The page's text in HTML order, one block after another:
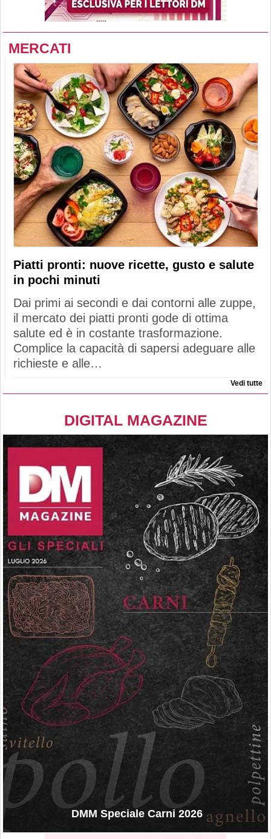
MERCATI
Piatti pronti: nuove ricette, gusto e salute
in pochi minuti
Dai primi ai secondi e dai contorni alle zuppe,
il mercato dei piatti pronti gode di ottima
salute ed è in costante trasformazione.
Complice la capacità di sapersi adeguare alle
richieste e alle…
Vedi tutte
DIGITAL MAGAZINE
DMM Speciale Carni 2026